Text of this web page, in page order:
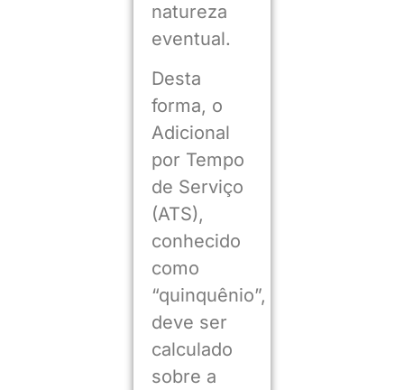
natureza
eventual.
Desta
forma, o
Adicional
por Tempo
de Serviço
(ATS),
conhecido
como
“quinquênio”,
deve ser
calculado
sobre a